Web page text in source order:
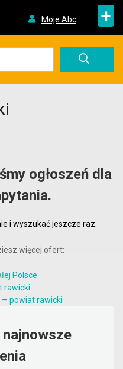
Moje Abc +
ogłoszeń dla
i wyszukać jeszcze raz.
więcej ofert:
Polsce
rawicki
— powiat rawicki